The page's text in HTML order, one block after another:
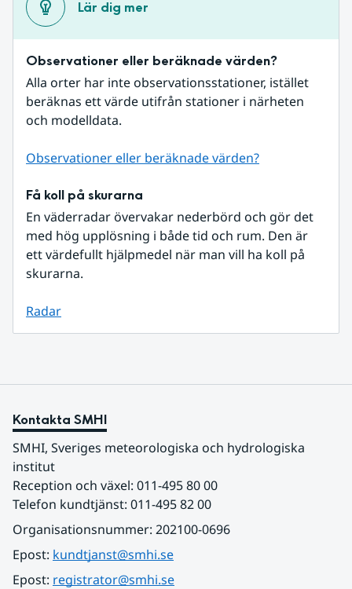
Lär dig mer
Observationer eller beräknade värden?
Alla orter har inte observationsstationer, istället
beräknas ett värde utifrån stationer i närheten
och modelldata.
Observationer eller beräknade värden?
Få koll på skurarna
En väderradar övervakar nederbörd och gör det
med hög upplösning i både tid och rum. Den är
ett värdefullt hjälpmedel när man vill ha koll på
skurarna.
Radar
Kontakta SMHI
SMHI, Sveriges meteorologiska och hydrologiska
institut
Reception och växel: 011-495 80 00
Telefon kundtjänst: 011-495 82 00
Organisationsnummer: 202100-0696
Epost: kundtjanst@smhi.se
Epost: registrator@smhi.se